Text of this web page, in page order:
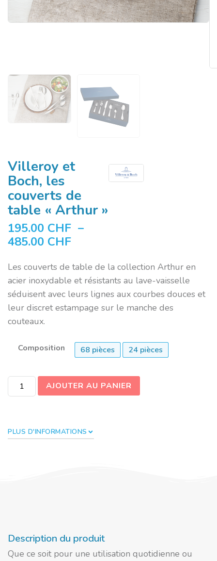
Villeroy et
Boch, les
couverts de
table « Arthur »
195.00 CHF –
485.00 CHF
Les couverts de table de la collection Arthur en
acier inoxydable et résistants au lave-vaisselle
séduisent avec leurs lignes aux courbes douces et
leur discret estampage sur le manche des
couteaux.
Composition 68 pièces 24 pièces
AJOUTER AU PANIER
PLUS D'INFORMATIONS
Description du produit
Que ce soit pour une utilisation quotidienne ou